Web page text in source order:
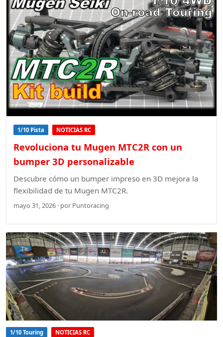
1/10 Pista NOTICIAS RC
Revoluciona tu Mugen MTC2R con un
bumper 3D personalizable
Descubre cómo un bumper impreso en 3D mejora la
flexibilidad de tu Mugen MTC2R.
mayo 31, 2026 · por Puntoracing
1/10 Touring NOTICIAS RC